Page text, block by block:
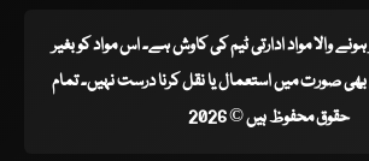
ہونے والا مواد ادارتی ٹیم کی کاوش ہے۔ اس مواد کو بغیر
صورت میں استعمال یا نقل کرنا درست نہیں۔ تمام
حقوق محفوظ ہیں © 2026